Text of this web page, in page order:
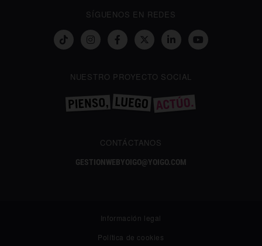
SÍGUENOS EN REDES
NUESTRO PROYECTO SOCIAL
CONTÁCTANOS
GESTIONWEBYOIGO@YOIGO.COM
Información legal
Política de cookies